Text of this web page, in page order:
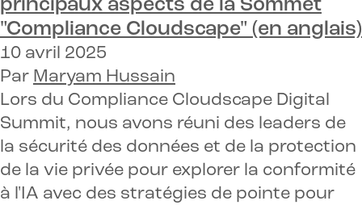
principaux aspects de la Sommet
"Compliance Cloudscape" (en anglais)
10 avril 2025
Par Maryam Hussain
Lors du Compliance Cloudscape Digital
Summit, nous avons réuni des leaders de
la sécurité des données et de la protection
de la vie privée pour explorer la conformité
à l'IA avec des stratégies de pointe pour